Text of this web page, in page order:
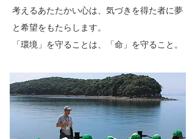
考えるあたたかい心は、気づきを得た者に夢
と希望をもたらします。
「環境」を守ることは、「命」を守ること。